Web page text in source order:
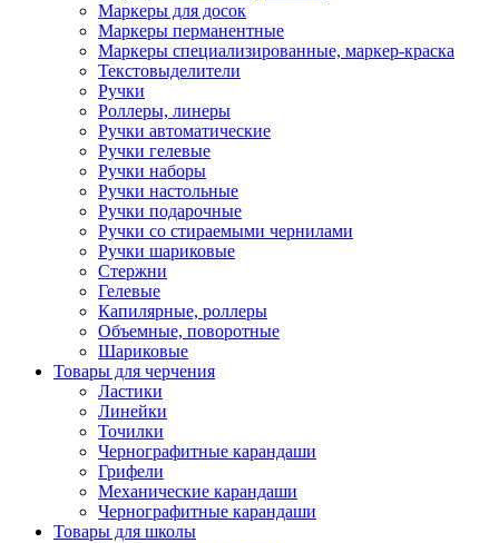
Маркеры для досок
Маркеры перманентные
Маркеры специализированные, маркер-краска
Текстовыделители
Ручки
Роллеры, линеры
Ручки автоматические
Ручки гелевые
Ручки наборы
Ручки настольные
Ручки подарочные
Ручки со стираемыми чернилами
Ручки шариковые
Стержни
Гелевые
Капилярные, роллеры
Объемные, поворотные
Шариковые
Товары для черчения
Ластики
Линейки
Точилки
Чернографитные карандаши
Грифели
Механические карандаши
Чернографитные карандаши
Товары для школы